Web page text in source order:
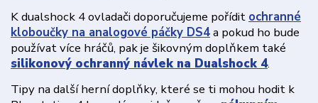
K dualshock 4 ovladači doporučujeme pořídit ochranné
kloboučky na analogové páčky DS4a pokud ho bude
používat více hráčů, pak je šikovným doplňkem také
silikonový ochranný návlek na Dualshock 4.
Tipy na další herní doplňky, které se ti mohou hodit k